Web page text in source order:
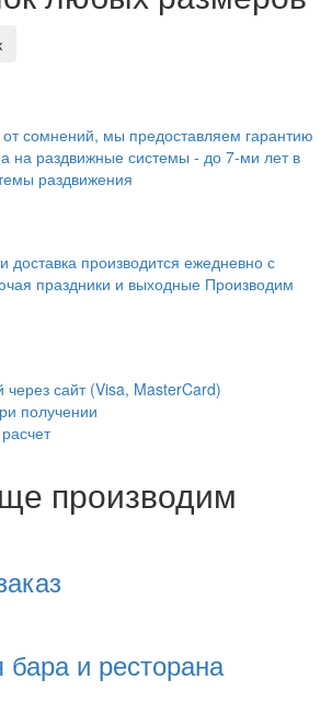
от сомнений, мы предоставляем гарантию
на раздвижные системы - до 7-ми лет в
раздвижения
доставка производится ежедневно с
праздники и выходные Производим
через сайт (Visa, MasterCard)
получении
производим
и ресторана